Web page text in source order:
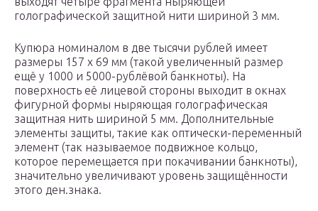
голографической защитной нити шириной 3 мм.
Купюра номиналом в две тысячи рублей имеет
размеры 157 x 69 мм (такой увеличенный размер
ещё у 1000 и 5000-рублёвой банкноты). На
поверхность её лицевой стороны выходит в окнах
фигурной формы ныряющая голографическая
защитная нить шириной 5 мм. Дополнительные
элементы защиты, такие как оптически-переменный
элемент (так называемое подвижное кольцо,
которое перемещается при покачивании банкноты),
значительно увеличивают уровень защищённости
этого ден.знака.